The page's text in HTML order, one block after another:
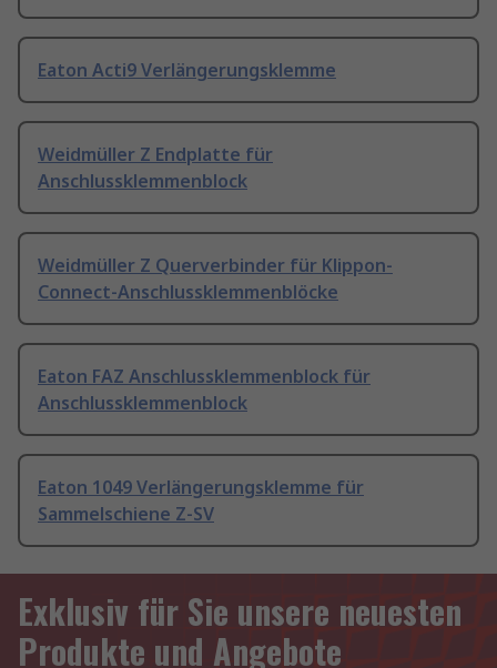
Eaton Acti9 Verlängerungsklemme
Weidmüller Z Endplatte für
Anschlussklemmenblock
Weidmüller Z Querverbinder für Klippon-
Connect-Anschlussklemmenblöcke
Eaton FAZ Anschlussklemmenblock für
Anschlussklemmenblock
Eaton 1049 Verlängerungsklemme für
Sammelschiene Z-SV
Exklusiv für Sie unsere neuesten
Produkte und Angebote